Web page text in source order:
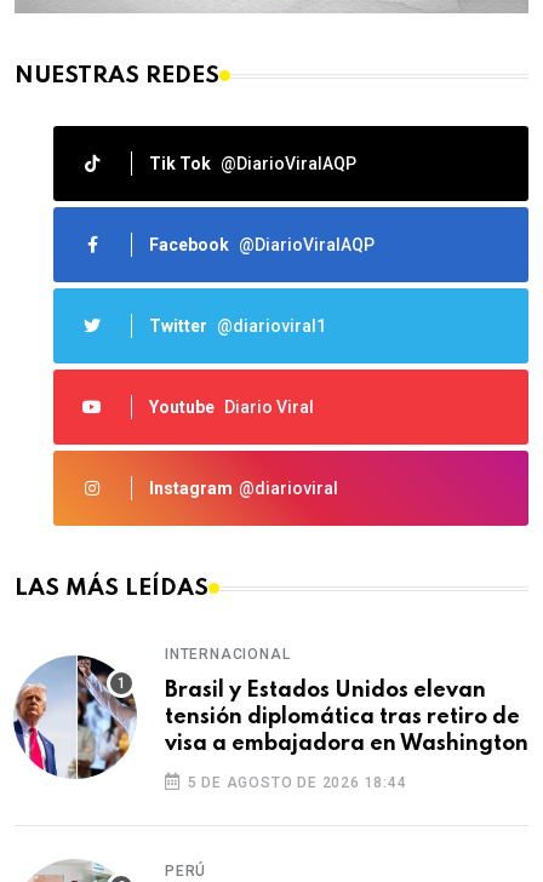
NUESTRAS REDES
Tik Tok @DiarioViralAQP
Facebook @DiarioViralAQP
Twitter @diarioviral1
Youtube Diario Viral
Instagram @diarioviral
LAS MÁS LEÍDAS
INTERNACIONAL
Brasil y Estados Unidos elevan
tensión diplomática tras retiro de
visa a embajadora en Washington
5 DE AGOSTO DE 2026 18:44
PERÚ